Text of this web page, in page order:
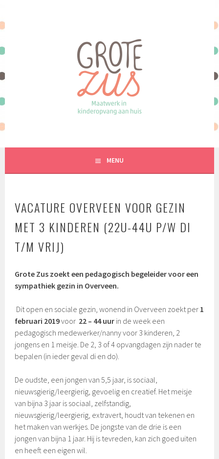
inhoud
MENU
VACATURE OVERVEEN VOOR GEZIN
MET 3 KINDEREN (22U-44U P/W DI
T/M VRIJ)
Grote Zus zoekt een pedagogisch begeleider voor een
sympathiek gezin in Overveen.
Dit open en sociale gezin, wonend in Overveen zoekt per 1
februari 2019voor 22 – 44 uur in de week een
pedagogisch medewerker/nanny voor 3 kinderen, 2
jongens en 1 meisje. De 2, 3 of 4 opvangdagen zijn nader te
bepalen (in ieder geval di en do).
De oudste, een jongen van 5,5 jaar, is sociaal,
nieuwsgierig/leergierig, gevoelig en creatief. Het meisje
van bijna 3 jaar is sociaal, zelfstandig,
nieuwsgierig/leergierig, extravert, houdt van tekenen en
het maken van werkjes. De jongste van de drie is een
jongen van bijna 1 jaar. Hij is tevreden, kan zich goed uiten
en heeft een eigen wil.